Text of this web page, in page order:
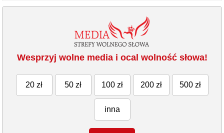
Wesprzyj wolne media i ocal wolność słowa!
20 zł 50 zł 100 zł 200 zł 500 zł
inna